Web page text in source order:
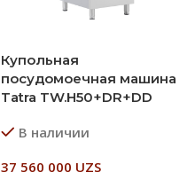
Купольная
посудомоечная машина
Tatra TW.H50+DR+DD
В наличии
37 560 000 UZS